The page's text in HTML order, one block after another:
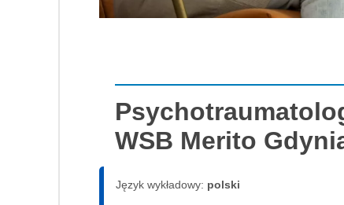
WSB Merito
Język wykładowy: polski